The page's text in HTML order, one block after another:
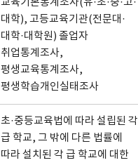
교육기본통계조사(유·초·중·고·
대학), 고등교육기관(전문대·
대학·대학원) 졸업자
취업통계조사,
평생교육통계조사,
평생학습개인실태조사
초·중등교육법에 따라 설립된 각
급 학교, 그 밖에 다른 법률에
따라 설치된 각 급 학교에 대한